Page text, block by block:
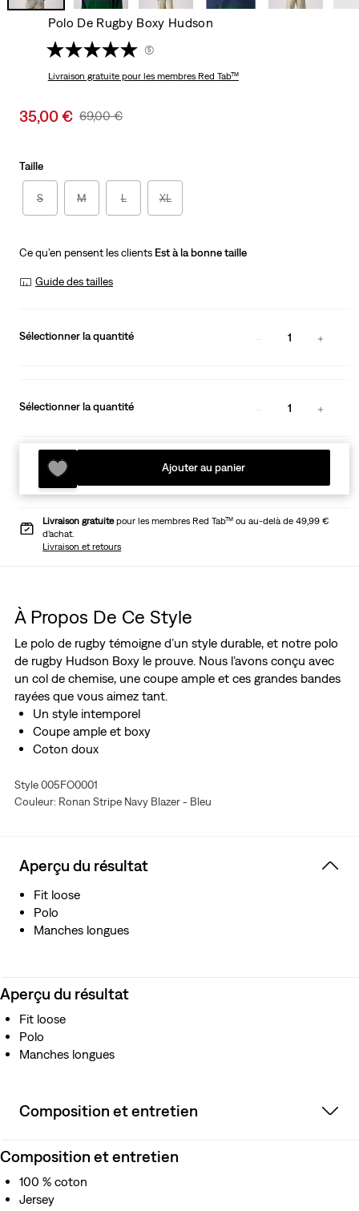
Polo De Rugby Boxy Hudson
(5)
Livraison gratuitepour les membres Red Tab™
Sale
35,00 € Original
69,00 €
Taille
S M L XL
Ce qu’en pensent les clients Est à la bonne taille
Guide des tailles
Sélectionner la quantité 1
Sélectionner la quantité 1
Ajouter au panier
Livraison gratuitepour les membres Red Tab™ ou au-delà de 49,99 €
d’achat.
Livraison et retours
À Propos De Ce Style
Le polo de rugby témoigne d’un style durable, et notre polo
de rugby Hudson Boxy le prouve. Nous l’avons conçu avec
un col de chemise, une coupe ample et ces grandes bandes
rayées que vous aimez tant.
Un style intemporel
Coupe ample et boxy
Coton doux
Style 005FO0001
Couleur: Ronan Stripe Navy Blazer - Bleu
Aperçu du résultat
Fit loose
Polo
Manches longues
Aperçu du résultat
Fit loose
Polo
Manches longues
Composition et entretien
Composition et entretien
100 % coton
Jersey